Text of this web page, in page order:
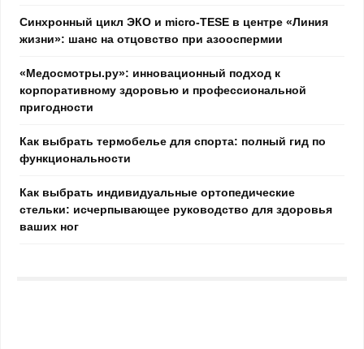
Синхронный цикл ЭКО и micro-TESE в центре «Линия
жизни»: шанс на отцовство при азооспермии
«Медосмотры.ру»: инновационный подход к
корпоративному здоровью и профессиональной
пригодности
Как выбрать термобелье для спорта: полный гид по
функциональности
Как выбрать индивидуальные ортопедические
стельки: исчерпывающее руководство для здоровья
ваших ног